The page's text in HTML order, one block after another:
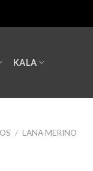
KALA
/ LANA MERINO